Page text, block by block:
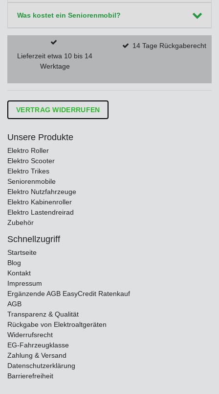
Was kostet ein Seniorenmobil?
Lieferzeit etwa 10 bis 14
Werktage
14 Tage Rückgaberecht
VERTRAG WIDERRUFEN
Unsere Produkte
Elektro Roller
Elektro Scooter
Elektro Trikes
Seniorenmobile
Elektro Nutzfahrzeuge
Elektro Kabinenroller
Elektro Lastendreirad
Zubehör
Schnellzugriff
Startseite
Blog
Kontakt
Impressum
Ergänzende AGB EasyCredit Ratenkauf
AGB
Transparenz & Qualität
Rückgabe von Elektroaltgeräten
Widerrufsrecht
EG-Fahrzeugklasse
Zahlung & Versand
Datenschutzerklärung
Barrierefreiheit